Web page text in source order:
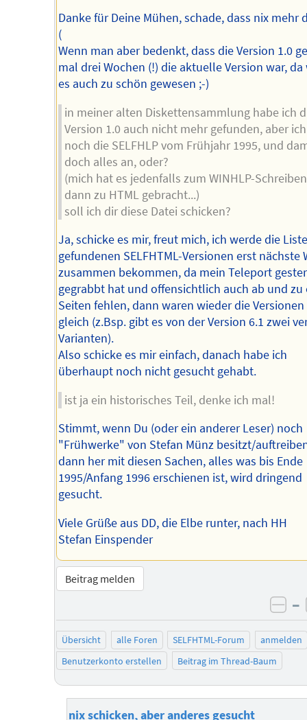
Danke für Deine Mühen, schade, dass nix mehr
(
Wenn man aber bedenkt, dass die Version 1.0
mal drei Wochen (!) die aktuelle Version war, da
es auch zu schön gewesen ;-)
in meiner alten Diskettensammlung habe ich
Version 1.0 auch nicht mehr gefunden, aber
noch die SELFHLP vom Frühjahr 1995, und
doch alles an, oder?
(mich hat es jedenfalls zum WINHLP-
dann zu HTML gebracht...)
soll ich dir diese Datei schicken?
Ja, schicke es mir, freut mich, ich werde die
gefundenen SELFHTML-Versionen erst nächste
zusammen bekommen, da mein Teleport
gegrabbt hat und offensichtlich auch ab und zu
Seiten fehlen, dann waren wieder die
gleich (z.Bsp. gibt es von der Version 6.1 zwei
Varianten).
Also schicke es mir einfach, danach habe ich
überhaupt noch nicht gesucht gehabt.
ist ja ein historisches Teil, denke ich mal!
Stimmt, wenn Du (oder ein anderer Leser) noch
"Frühwerke" von Stefan Münz besitzt/
dann her mit diesen Sachen, alles was bis Ende
1995/Anfang 1996 erschienen ist, wird dringend
gesucht.
Viele Grüße aus DD, die Elbe runter, nach HH
Stefan Einspender
Beitrag melden
–
Übersicht alle Foren SELFHTML-Forum
anmelden
Benutzerkonto erstellen
Beitrag im Thread-Baum
nix schicken, aber anderes gesucht